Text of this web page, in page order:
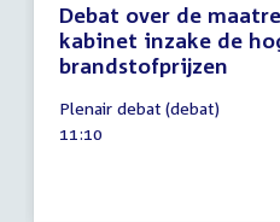
Debat over de
kabinet inzake de
brandstofprijzen
april
2026
Plenair debat (debat)
Tijd
11:10